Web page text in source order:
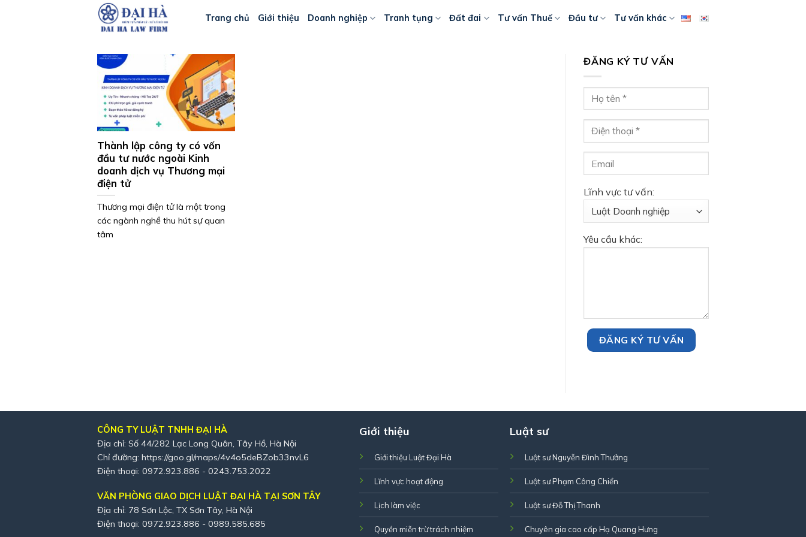
Trang chủ Giới thiệu Doanh nghiệp Tranh tụng Đất đai Tư vấn Thuế Đầu tư Tư vấn khác
Thành lập công ty có vốn
đầu tư nước ngoài Kinh
doanh dịch vụ Thương mại
điện tử
Thương mại điện tử là một trong
các ngành nghề thu hút sự quan
tâm
ĐĂNG KÝ TƯ VẤN
Lĩnh vực tư vấn:
Yêu cầu khác:
CÔNG TY LUẬT TNHH ĐẠI HÀ
Địa chỉ: Số 44/282 Lạc Long Quân, Tây Hồ, Hà Nội
Chỉ đường: https://goo.gl/maps/4v4o5deBZob33nvL6
Điện thoại: 0972.923.886 - 0243.753.2022
VĂN PHÒNG GIAO DỊCH LUẬT ĐẠI HÀ TẠI SƠN TÂY
Địa chỉ: 78 Sơn Lộc, TX Sơn Tây, Hà Nội
Điện thoại: 0972.923.886 - 0989.585.685
Giới thiệu
Giới thiệu Luật Đại Hà
Lĩnh vực hoạt động
Lịch làm việc
Quyền miễn trừ trách nhiệm
Luật sư
Luật sư Nguyễn Đình Thưởng
Luật sư Phạm Công Chiển
Luật sư Đỗ Thị Thanh
Chuyên gia cao cấp Hạ Quang Hưng